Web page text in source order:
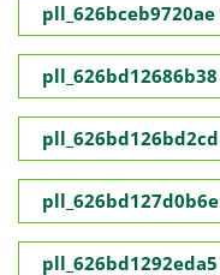
pll_626bceb9720ae
pll_626bd12686b38
pll_626bd126bd2cd
pll_626bd127d0b6e
pll_626bd1292eda5